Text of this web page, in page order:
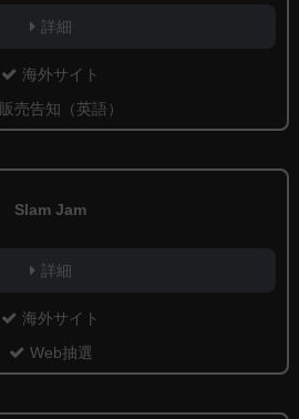
詳細
海外サイト
販売告知（英語）
Slam Jam
詳細
海外サイト
Web抽選